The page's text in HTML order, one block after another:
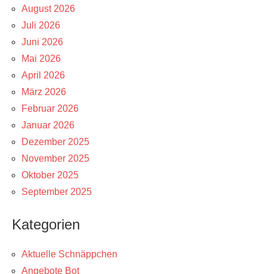
August 2026
Juli 2026
Juni 2026
Mai 2026
April 2026
März 2026
Februar 2026
Januar 2026
Dezember 2025
November 2025
Oktober 2025
September 2025
Kategorien
Aktuelle Schnäppchen
Angebote Bot